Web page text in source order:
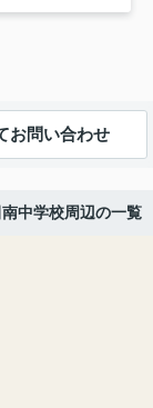
お問い合わせ
南中学校周辺の一覧